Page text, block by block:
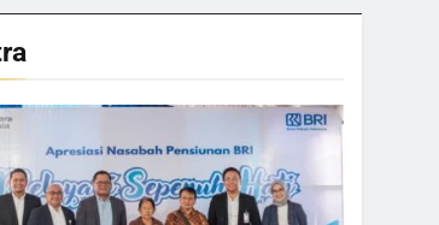
Tantangan Cuaca